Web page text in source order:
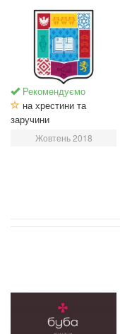
Рекомендуємо
на хрестини та
заручини
Жовтень 2018